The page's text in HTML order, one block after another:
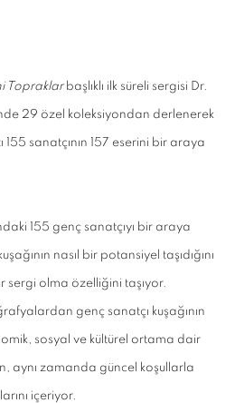
Topraklarbaşlıklı ilk süreli sergisi Dr.
29 özel koleksiyondan derlenerek
155 sanatçının 157 eserini bir araya
155 genç sanatçıyı bir araya
nasıl bir potansiyel taşıdığını
sergi olma özelliğini taşıyor.
genç sanatçı kuşağının
sosyal ve kültürel ortama dair
aynı zamanda güncel koşullarla
içeriyor.